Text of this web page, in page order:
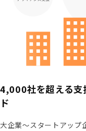
4,000社を超える支
ド
大企業〜スタートアップ